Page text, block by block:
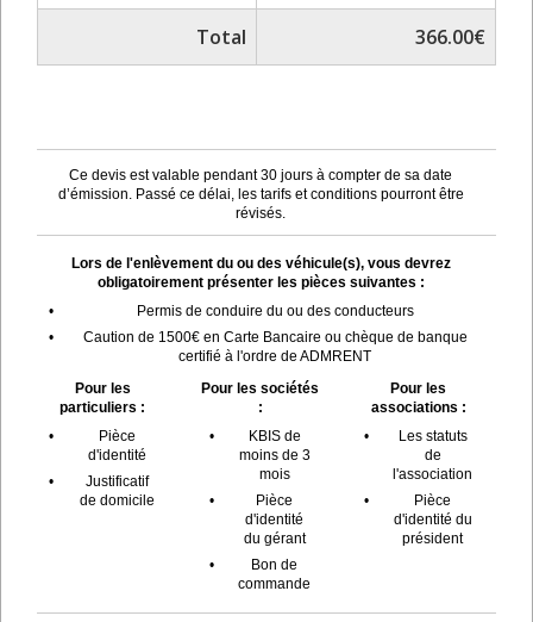
Total
366.00€
Ce devis est valable pendant 30 jours à compter de sa date
d’émission. Passé ce délai, les tarifs et conditions pourront être
révisés.
Lors de l'enlèvement du ou des véhicule(s), vous devrez
obligatoirement présenter les pièces suivantes :
•
Permis de conduire du ou des conducteurs
•
Caution de 1500€ en Carte Bancaire ou chèque de banque
certifié à l'ordre de ADMRENT
Pour les
particuliers :
•
Pièce
d'identité
•
Justificatif
de domicile
Pour les sociétés
:
•
KBIS de
moins de 3
mois
•
Pièce
d'identité
du gérant
•
Bon de
commande
Pour les
associations :
•
Les statuts
de
l'association
•
Pièce
d'identité du
président